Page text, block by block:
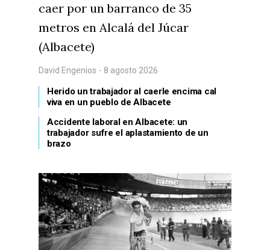
caer por un barranco de 35
metros en Alcalá del Júcar
(Albacete)
David Engenios - 8 agosto 2026
Herido un trabajador al caerle encima cal
viva en un pueblo de Albacete
Accidente laboral en Albacete: un
trabajador sufre el aplastamiento de un
brazo